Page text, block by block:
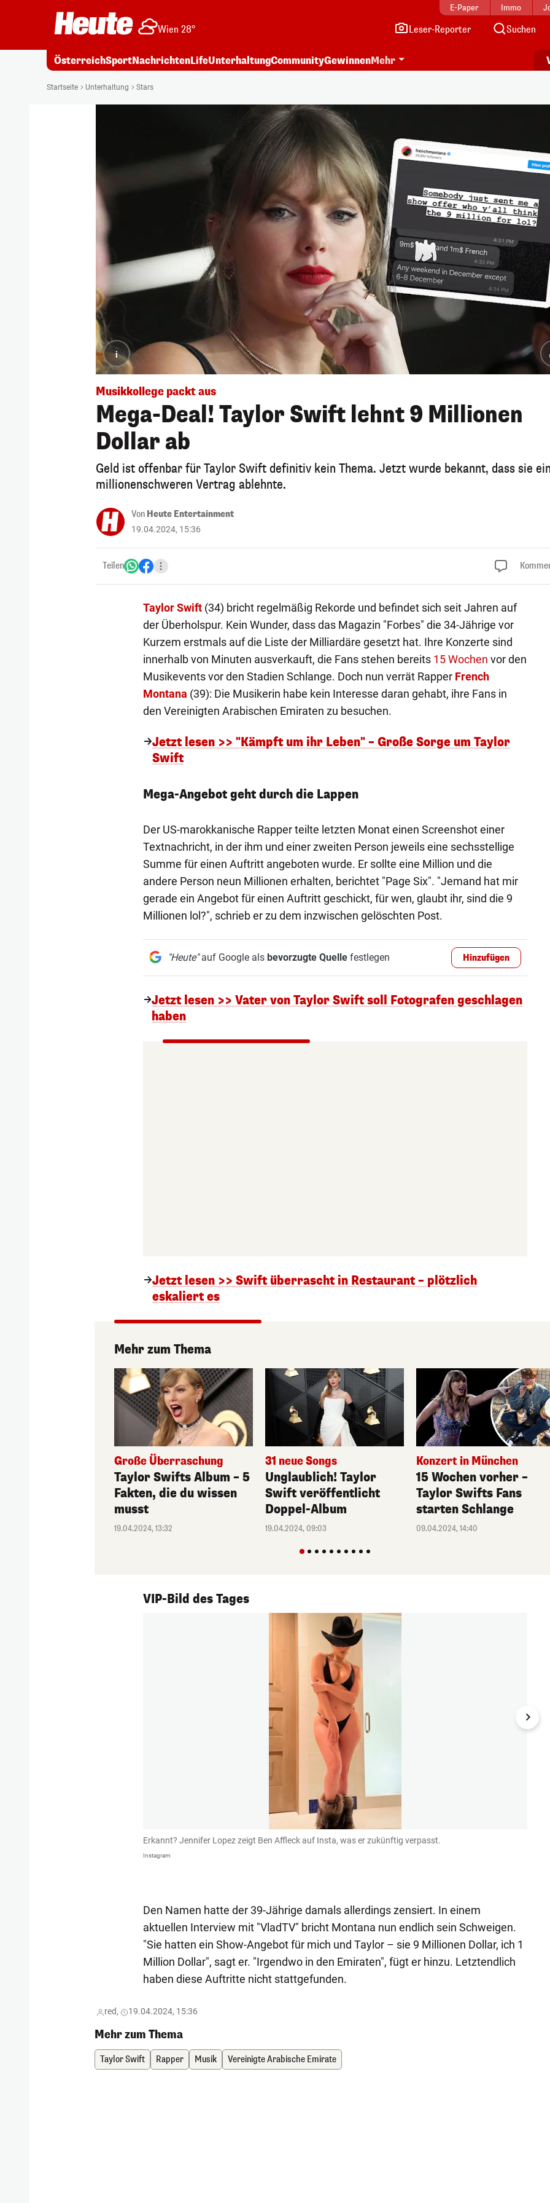
E-Paper Immo
Wien 28° Leser-Reporter Suchen
ÖsterreichSportNachrichtenLifeUnterhaltungCommunityGewinnenMehr
Startseite Unterhaltung Stars
i
Musikkollege packt aus
Mega-Deal! Taylor Swift lehnt 9 Millionen
Dollar ab
Geld ist offenbar für Taylor Swift definitiv kein Thema. Jetzt wurde bekannt, dass sie
millionenschweren Vertrag ablehnte.
Von Heute Entertainment
19.04.2024, 15:36
Teilen
Taylor Swift(34) bricht regelmäßig Rekorde und befindet sich seit Jahren auf
der Überholspur. Kein Wunder, dass das Magazin "Forbes" die 34-Jährige vor
Kurzem erstmals auf die Liste der Milliardäre gesetzt hat. Ihre Konzerte sind
innerhalb von Minuten ausverkauft, die Fans stehen bereits 15 Wochen vor den
Musikevents vor den Stadien Schlange. Doch nun verrät Rapper French
Montana (39): Die Musikerin habe kein Interesse daran gehabt, ihre Fans in
den Vereinigten Arabischen Emiraten zu besuchen.
Jetzt lesen >> "Kämpft um ihr Leben" – Große Sorge um Taylor
Swift
Mega-Angebot geht durch die Lappen
Der US-marokkanische Rapper teilte letzten Monat einen Screenshot einer
Textnachricht, in der ihm und einer zweiten Person jeweils eine sechsstellige
Summe für einen Auftritt angeboten wurde. Er sollte eine Million und die
andere Person neun Millionen erhalten, berichtet "Page Six". "Jemand hat mir
gerade ein Angebot für einen Auftritt geschickt, für wen, glaubt ihr, sind die 9
Millionen lol?", schrieb er zu dem inzwischen gelöschten Post.
"Heute"auf Google als bevorzugte Quellefestlegen Hinzufügen
Jetzt lesen >> Vater von Taylor Swift soll Fotografen geschlagen
haben
Jetzt lesen >> Swift überrascht in Restaurant – plötzlich
eskaliert es
Mehr zum Thema
Große Überraschung
Taylor Swifts Album – 5
Fakten, die du wissen
musst
19.04.2024, 13:32
31 neue Songs
Unglaublich! Taylor
Swift veröffentlicht
Doppel-Album
19.04.2024, 09:03
Konzert in München
15 Wochen vorher –
Taylor Swifts Fans
starten Schlange
09.04.2024, 14:40
VIP-Bild des Tages
1/231
Erkannt? Jennifer Lopez zeigt Ben Affleck auf Insta, was er zukünftig verpasst.
Instagram
Den Namen hatte der 39-Jährige damals allerdings zensiert. In einem
aktuellen Interview mit "VladTV" bricht Montana nun endlich sein Schweigen.
"Sie hatten ein Show-Angebot für mich und Taylor – sie 9 Millionen Dollar, ich 1
Million Dollar", sagt er. "Irgendwo in den Emiraten", fügt er hinzu. Letztendlich
haben diese Auftritte nicht stattgefunden.
red, 19.04.2024, 15:36
Mehr zum Thema
Taylor Swift Rapper Musik Vereinigte Arabische Emirate